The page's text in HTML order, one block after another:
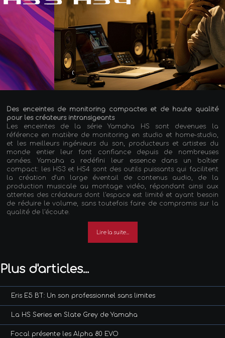
Des enceintes de monitoring compactes et de haute qualité
pour les créateurs intransigeants
Les enceintes de la série Yamaha HS sont devenues la
référence en matière de monitoring en studio et home-studio,
et les meilleurs ingénieurs du son, producteurs et artistes du
monde entier leur font confiance depuis de nombreuses
années. Yamaha a redéfini leur essence dans un boîtier
compact: les HS3 et HS4 sont des outils puissants qui facilitent
la création d'un large éventail de contenus audio, de la
production musicale au montage vidéo, répondant ainsi aux
attentes des créateurs dont l'espace est limité et ayant besoin
de réduire le volume, sans toutefois faire de compromis sur la
qualité de l'écoute.
Lire la suite...
Plus d'articles...
Eris E5 BT: Un son professionnel sans limites
La HS Series en Slate Grey de Yamaha
Focal présente les Alpha 80 EVO